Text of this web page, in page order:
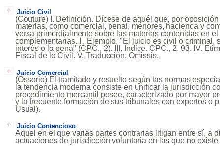
Juicio Civil
(Couture) I. Definición. Dícese de aquél que, por
materias, como comercial, penal, menores, hacienda y
versa primordialmente sobre las materias contenidas en
complementarias. II. Ejemplo. "El juicio es civil o criminal,
interés o la pena" (CPC., 2). III. Indice. CPC., 2. 93. IV.
Fiscal de lo Civil. V. Traducción. Omissis.
Juicio Comercial
(Ossorio) El tramitado y resuelto según las normas
la tendencia moderna consiste en unificar la jurisdicción
procedimiento mercantil posee, caracterizado por mayor
y la frecuente formación de sus tribunales con expertos o
Usual).
Juicio Contencioso
Aquel en el que varias partes contrarias litigan entre sí, a
actuaciones de jurisdicción voluntaria en las que no